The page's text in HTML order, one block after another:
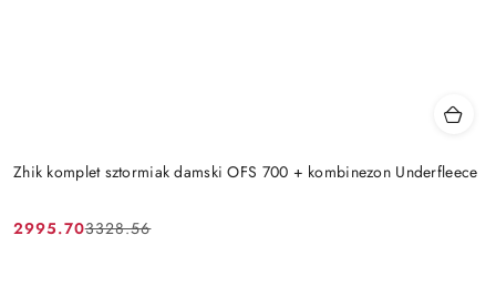
Zhik komplet sztormiak damski OFS 700 + kombinezon Underfleece
Cena
2995.70
Cena
3328.56